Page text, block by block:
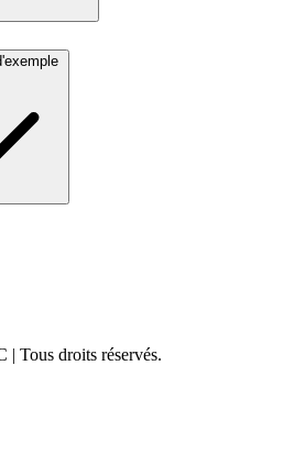
Tous droits réservés.